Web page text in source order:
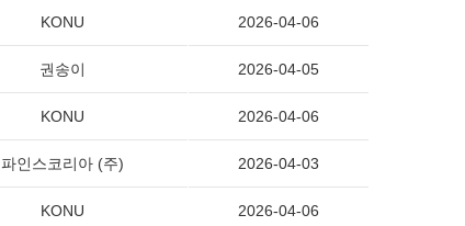
KONU 2026-04-06
권송이 2026-04-05
KONU 2026-04-06
파인스코리아 (주) 2026-04-03
KONU 2026-04-06